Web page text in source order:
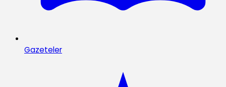
Gazeteler